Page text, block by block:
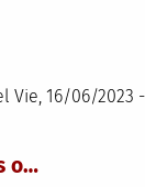
Vie, 16/06/2023 -
o…